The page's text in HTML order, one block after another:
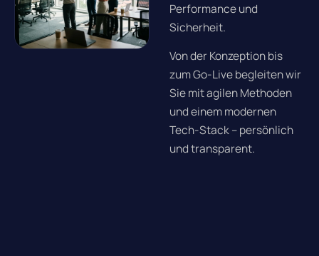
Performance und
Sicherheit.
Von der Konzeption bis
zum Go-Live begleiten wir
Sie mit agilen Methoden
und einem modernen
Tech-Stack – persönlich
und transparent.